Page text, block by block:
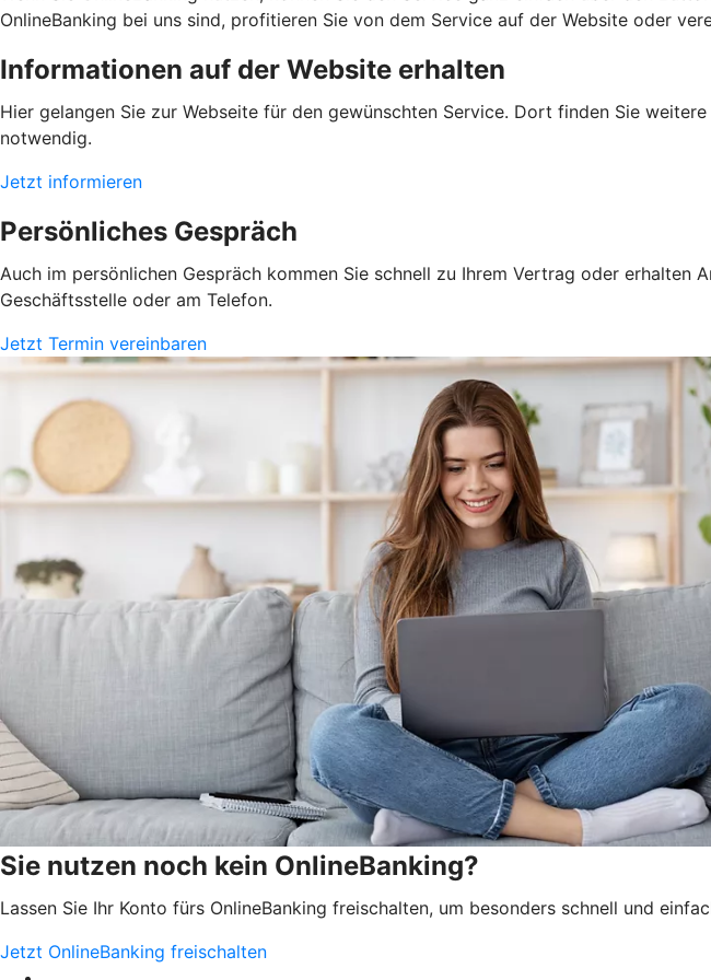
OnlineBanking bei uns sind, profitieren Sie von dem Service auf der Website oder
Informationen auf der Website erhalten
Hier gelangen Sie zur Webseite für den gewünschten Service. Dort finden Sie
notwendig.
Jetzt informieren
Persönliches Gespräch
Auch im persönlichen Gespräch kommen Sie schnell zu Ihrem Vertrag oder
Geschäftsstelle oder am Telefon.
Jetzt Termin vereinbaren
Sie nutzen noch kein OnlineBanking?
Lassen Sie Ihr Konto fürs OnlineBanking freischalten, um besonders schnell und
Jetzt OnlineBanking freischalten